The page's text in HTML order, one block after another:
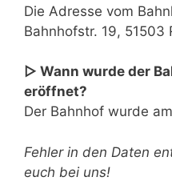
Die Adresse vom
Bahnhofstr. 19, 51503
▷ Wann wurde der
eröffnet?
Der Bahnhof wurde
Fehler in den Daten
euch bei uns!